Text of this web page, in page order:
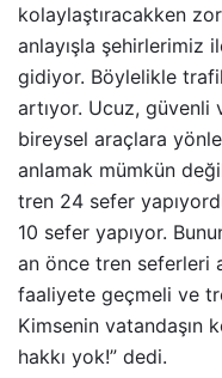
kolaylaştıracakken
anlayışla şehirlerimiz
gidiyor. Böylelikle
artıyor. Ucuz, güvenli
bireysel araçlara
anlamak mümkün
tren 24 sefer
10 sefer yapıyor.
an önce tren seferleri
faaliyete geçmeli ve
Kimsenin vatandaşın
hakkı yok!” dedi.